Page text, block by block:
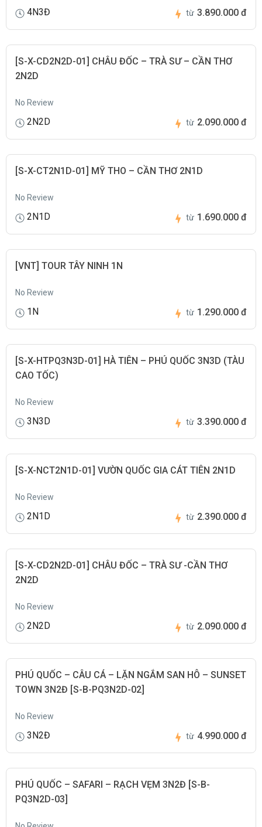
4N3Đ từ 3.890.000 đ
[S-X-CD2N2D-01] CHÂU ĐỐC – TRÀ SƯ – CẦN THƠ
2N2D
No Review
2N2D từ 2.090.000 đ
[S-X-CT2N1D-01] MỸ THO – CẦN THƠ 2N1D
No Review
2N1D từ 1.690.000 đ
[VNT] TOUR TÂY NINH 1N
No Review
1N từ 1.290.000 đ
[S-X-HTPQ3N3D-01] HÀ TIÊN – PHÚ QUỐC 3N3D (TÀU
CAO TỐC)
No Review
3N3D từ 3.390.000 đ
[S-X-NCT2N1D-01] VƯỜN QUỐC GIA CÁT TIÊN 2N1D
No Review
2N1D từ 2.390.000 đ
[S-X-CD2N2D-01] CHÂU ĐỐC – TRÀ SƯ -CẦN THƠ
2N2D
No Review
2N2D từ 2.090.000 đ
PHÚ QUỐC – CÂU CÁ – LẶN NGẮM SAN HÔ – SUNSET
TOWN 3N2Đ [S-B-PQ3N2D-02]
No Review
3N2Đ từ 4.990.000 đ
PHÚ QUỐC – SAFARI – RẠCH VẸM 3N2Đ [S-B-
PQ3N2D-03]